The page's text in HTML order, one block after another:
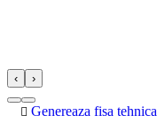
‹ ›
Genereaza fisa tehnica